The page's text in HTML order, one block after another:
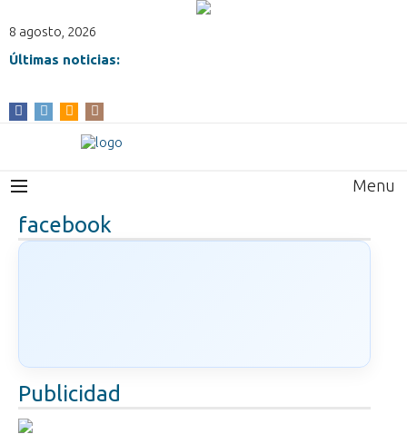
8 agosto, 2026
Últimas noticias:
Menu
facebook
Publicidad